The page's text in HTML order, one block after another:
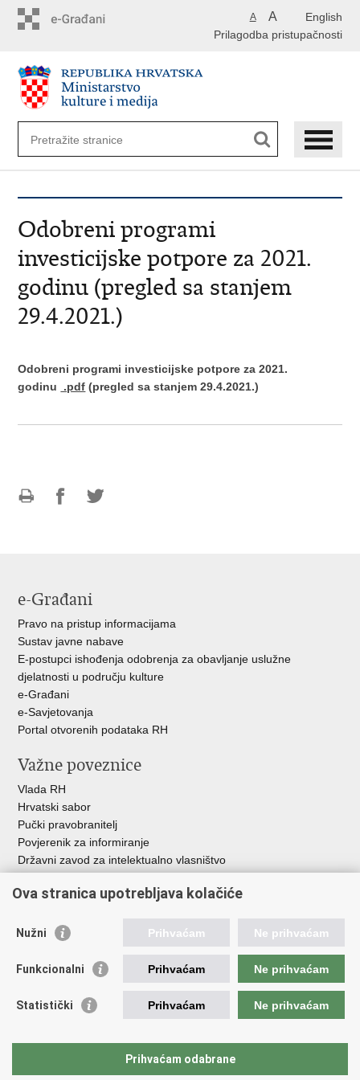
English
A A
Prilagodba pristupačnosti
Odobreni programi
investicijske potpore za 2021.
godinu (pregled sa stanjem
29.4.2021.)
Odobreni programi investicijske potpore za 2021.
godinu
.pdf (pregled sa stanjem 29.4.2021.)
e-Građani
Pravo na pristup informacijama
Sustav javne nabave
E-postupci ishođenja odobrenja za obavljanje uslužne
djelatnosti u području kulture
e-Građani
e-Savjetovanja
Portal otvorenih podataka RH
Važne poveznice
Vlada RH
Hrvatski sabor
Pučki pravobranitelj
Povjerenik za informiranje
Državni zavod za intelektualno vlasništvo
HAKOM
Ostale poveznice
Hrvatski audiovizualni centar
Creative Europe
EU National Institutes for Culture
Međunarodni centar za podvodnu arheologiju u Zadru (MCPA)
Ova stranica upotrebljava kolačiće
Nužni Prihvaćam Ne prihvaćam
Funkcionalni Prihvaćam Ne prihvaćam
Statistički Prihvaćam Ne prihvaćam
Prihvaćam odabrane